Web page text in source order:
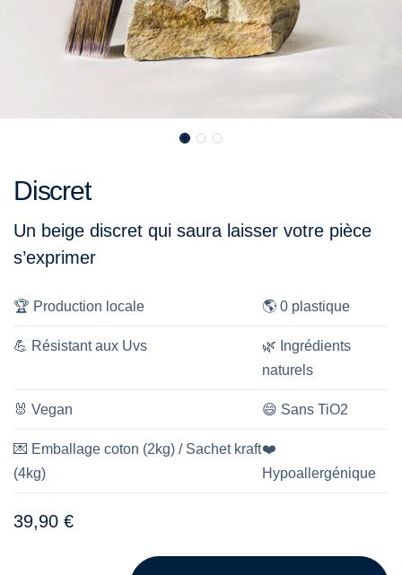
Discret
Un beige discret qui saura laisser votre pièce
s’exprimer
🏆 Production locale 🌎 0 plastique
💪 Résistant aux Uvs 🌿 Ingrédients
naturels
🐰 Vegan 😄 Sans TiO2
💌 Emballage coton (2kg) / Sachet kraft
(4kg)
❤️
Hypoallergénique
39,90 €